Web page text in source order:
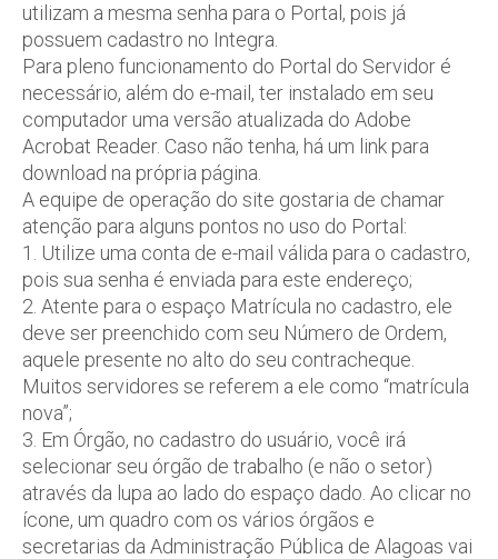
utilizam a mesma senha para o Portal, pois já
possuem cadastro no Integra.
Para pleno funcionamento do Portal do Servidor é
necessário, além do e-mail, ter instalado em seu
computador uma versão atualizada do Adobe
Acrobat Reader. Caso não tenha, há um link para
download na própria página.
A equipe de operação do site gostaria de chamar
atenção para alguns pontos no uso do Portal:
1. Utilize uma conta de e-mail válida para o cadastro,
pois sua senha é enviada para este endereço;
2. Atente para o espaço Matrícula no cadastro, ele
deve ser preenchido com seu Número de Ordem,
aquele presente no alto do seu contracheque.
Muitos servidores se referem a ele como “matrícula
nova”;
3. Em Órgão, no cadastro do usuário, você irá
selecionar seu órgão de trabalho (e não o setor)
através da lupa ao lado do espaço dado. Ao clicar no
ícone, um quadro com os vários órgãos e
secretarias da Administração Pública de Alagoas vai